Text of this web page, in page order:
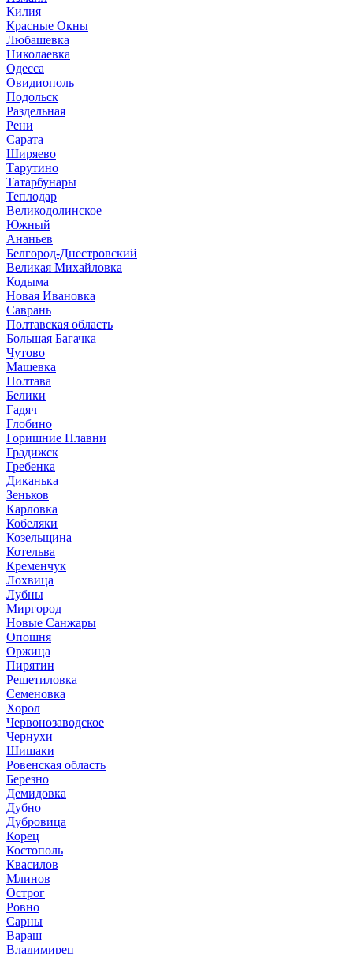
Килия
Красные Окны
Любашевка
Николаевка
Одесса
Овидиополь
Подольск
Раздельная
Рени
Сарата
Ширяево
Тарутино
Татарбунары
Теплодар
Великодолинское
Южный
Ананьев
Белгород-Днестровский
Великая Михайловка
Кодыма
Новая Ивановка
Саврань
Полтавская область
Большая Багачка
Чутово
Машевка
Полтава
Белики
Гадяч
Глобино
Горишние Плавни
Градижск
Гребенка
Диканька
Зеньков
Карловка
Кобеляки
Козельщина
Котельва
Кременчук
Лохвица
Лубны
Миргород
Новые Санжары
Опошня
Оржица
Пирятин
Решетиловка
Семеновка
Хорол
Червонозаводское
Чернухи
Шишаки
Ровенская область
Березно
Демидовка
Дубно
Дубровица
Корец
Костополь
Квасилов
Млинов
Острог
Ровно
Сарны
Вараш
Владимирец